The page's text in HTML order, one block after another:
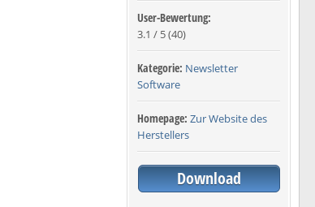
User-Bewertung:
3.1 / 5(40)
Kategorie: Newsletter
Software
Homepage: Zur Website des
Herstellers
Download